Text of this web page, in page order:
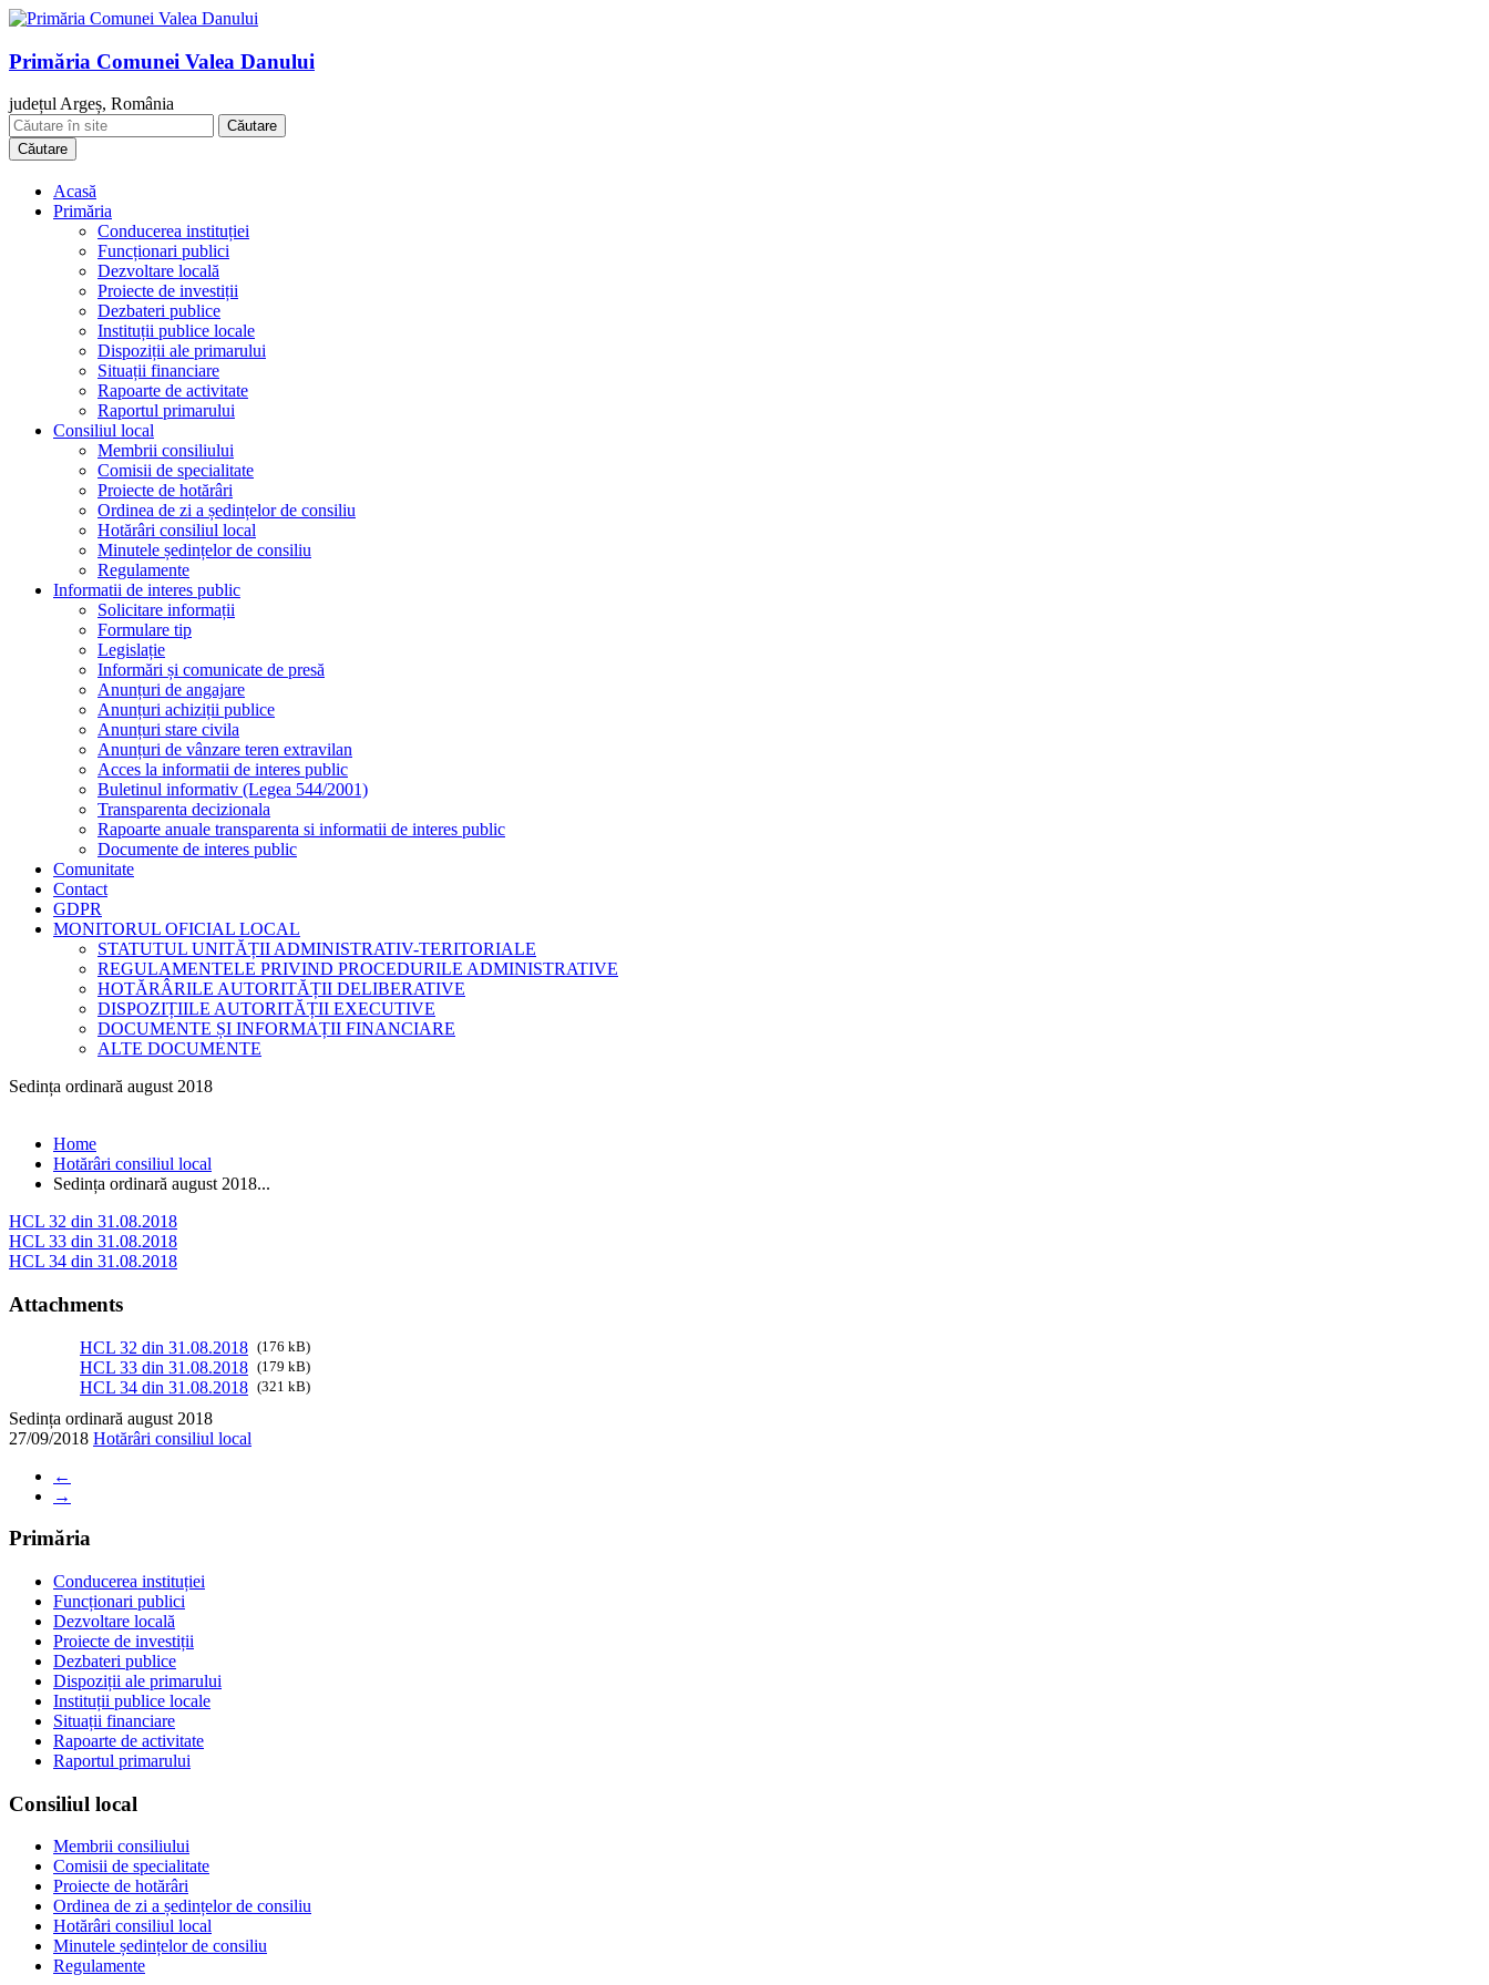
Primăria Comunei Valea Danului
județul Argeș, România
Căutare
Acasă
Primăria
Conducerea instituției
Funcționari publici
Dezvoltare locală
Proiecte de investiții
Dezbateri publice
Instituții publice locale
Dispoziții ale primarului
Situații financiare
Rapoarte de activitate
Raportul primarului
Consiliul local
Membrii consiliului
Comisii de specialitate
Proiecte de hotărâri
Ordinea de zi a ședințelor de consiliu
Hotărâri consiliul local
Minutele ședințelor de consiliu
Regulamente
Informatii de interes public
Solicitare informații
Formulare tip
Legislație
Informări și comunicate de presă
Anunțuri de angajare
Anunțuri achiziții publice
Anunțuri stare civila
Anunțuri de vânzare teren extravilan
Acces la informatii de interes public
Buletinul informativ (Legea 544/2001)
Transparenta decizionala
Rapoarte anuale transparenta si informatii de interes public
Documente de interes public
Comunitate
Contact
GDPR
MONITORUL OFICIAL LOCAL
STATUTUL UNITĂȚII ADMINISTRATIV-TERITORIALE
REGULAMENTELE PRIVIND PROCEDURILE ADMINISTRATIVE
HOTĂRÂRILE AUTORITĂȚII DELIBERATIVE
DISPOZIȚIILE AUTORITĂȚII EXECUTIVE
DOCUMENTE ȘI INFORMAȚII FINANCIARE
ALTE DOCUMENTE
Sedința ordinară august 2018
Home
Hotărâri consiliul local
Sedința ordinară august 2018...
HCL 32 din 31.08.2018
HCL 33 din 31.08.2018
HCL 34 din 31.08.2018
Attachments
HCL 32 din 31.08.2018 (176 kB)
HCL 33 din 31.08.2018 (179 kB)
HCL 34 din 31.08.2018 (321 kB)
Sedința ordinară august 2018
27/09/2018 Hotărâri consiliul local
←
→
Primăria
Conducerea instituției
Funcționari publici
Dezvoltare locală
Proiecte de investiții
Dezbateri publice
Dispoziții ale primarului
Instituții publice locale
Situații financiare
Rapoarte de activitate
Raportul primarului
Consiliul local
Membrii consiliului
Comisii de specialitate
Proiecte de hotărâri
Ordinea de zi a ședințelor de consiliu
Hotărâri consiliul local
Minutele ședințelor de consiliu
Regulamente